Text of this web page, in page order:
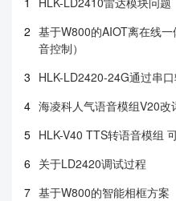
2 基于W800的AIOT离在线
音控制）
3 HLK-LD2420-24G通过串
4 海凌科人气语音模组V20改
5 HLK-V40 TTS转语音模组
6 关于LD2420调试过程
7 基于W800的智能相框方案